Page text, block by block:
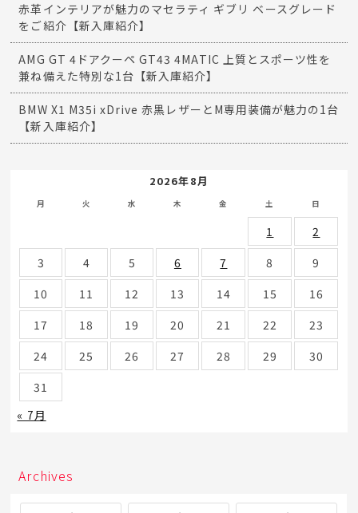
赤革インテリアが魅力のマセラティ ギブリ ベースグレード
をご紹介【新入庫紹介】
AMG GT 4ドアクーペ GT43 4MATIC 上質とスポーツ性を
兼ね備えた特別な1台【新入庫紹介】
BMW X1 M35i xDrive 赤黒レザーとM専用装備が魅力の1台
【新入庫紹介】
2026年8月
月 火 水 木 金 土 日
1
2
3
4 5 6 7 8
9
10
11 12 13 14 15
16
17
18 19 20 21 22
23
24
25 26 27 28 29
30
31
« 7月
Archives